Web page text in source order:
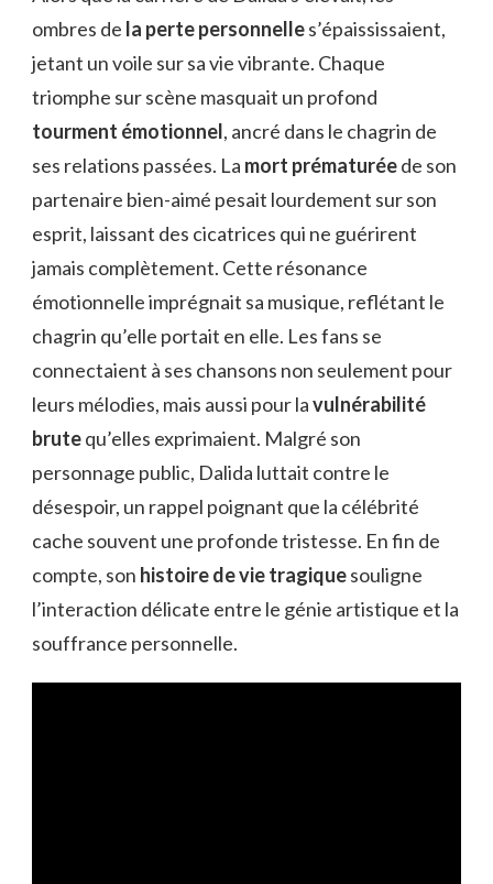
ombres de la perte personnelles’épaississaient,
jetant un voile sur sa vie vibrante. Chaque
triomphe sur scène masquait un profond
tourment émotionnel, ancré dans le chagrin de
ses relations passées. La mort prématuréede son
partenaire bien-aimé pesait lourdement sur son
esprit, laissant des cicatrices qui ne guérirent
jamais complètement. Cette résonance
émotionnelle imprégnait sa musique, reflétant le
chagrin qu’elle portait en elle. Les fans se
connectaient à ses chansons non seulement pour
leurs mélodies, mais aussi pour lavulnérabilité
brutequ’elles exprimaient. Malgré son
personnage public, Dalida luttait contre le
désespoir, un rappel poignant que la célébrité
cache souvent une profonde tristesse. En fin de
compte, son histoire de vie tragiquesouligne
l’interaction délicate entre le génie artistique et la
souffrance personnelle.